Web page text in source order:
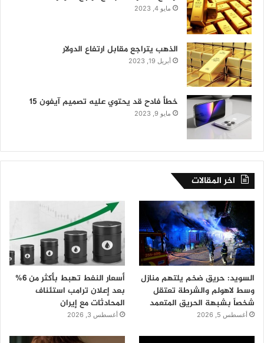
مايو 4, 2023
الذهب يتراجع مقابل ارتفاع الدولار
أبريل 19, 2023
خطأ فادح قد يحتوي عليه تصميم آيفون 15
مايو 9, 2023
اخر المقالات
السويد: حريق ضخم يلتهم منازل
وسط لاهولم والشرطة تعتقل
شخصاً بشبهة الحريق المتعمد
أغسطس 5, 2026
أسعار النفط تهبط بأكثر من 6%
بعد إعلان ترامب استئناف
المحادثات مع إيران
أغسطس 3, 2026